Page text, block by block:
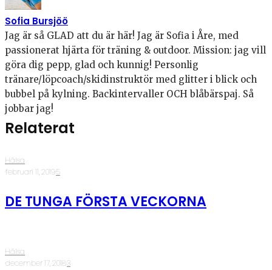
Sofia Bursjöö
Jag är så GLAD att du är här! Jag är Sofia i Åre, med
passionerat hjärta för träning & outdoor. Mission: jag vill
göra dig pepp, glad och kunnig! Personlig
tränare/löpcoach/skidinstruktör med glitter i blick och
bubbel på kylning. Backintervaller OCH blåbärspaj. Så
jobbar jag!
Relaterat
Hälsa
·februari 11, 2019·5
DE TUNGA FÖRSTA VECKORNA
Hälsa
·december 17, 2018·3